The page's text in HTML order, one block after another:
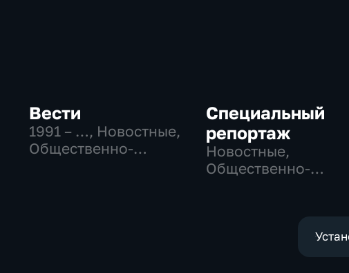
Вести
1991 – …, Новостные,
Общественно-
Специальный
репортаж
Новостные,
Общественно-